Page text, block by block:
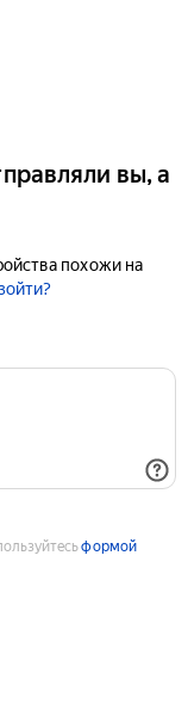
вы, а
похожи на
формой